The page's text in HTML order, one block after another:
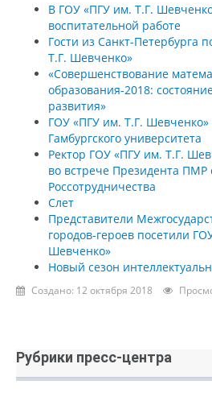
В ГОУ «ПГУ им. Т.Г.
воспитательной работе
Гости из Санкт-Петербурга
Т.Г. Шевченко»
«Совершенствование
образования-2018:
развития»
ГОУ «ПГУ им. Т.Г. Шевченко»
Гамбургского университета
Ректор ГОУ «ПГУ им. Т.Г.
во встрече Президента ПМР
Россотрудничества
Слет
Представители
городов-героев посетили
Шевченко»
Новый сезон
Создано: 12 октября 2018
Рубрики пресс-центра